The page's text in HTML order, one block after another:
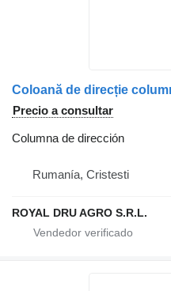
Precio a consultar
Columna de dirección
Rumanía, Cristesti
ROYAL DRU AGRO S.R.L.